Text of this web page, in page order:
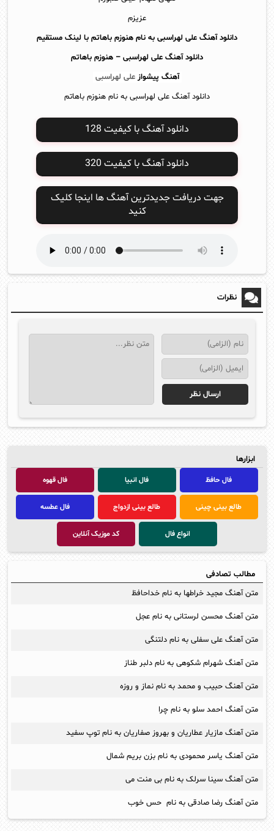
عزیزم
دانلود آهنگ علی لهراسبی به نام هنوزم باهاتم با لینک مستقیم
دانلود آهنگ علی لهراسبی – هنوزم باهاتم
آهنگ پیشواز علی لهراسبی
دانلود آهنگ علی لهراسبی به نام هنوزم باهاتم
دانلود آهنگ با کیفیت 128
دانلود آهنگ با کیفیت 320
جهت دریافت جدیدترین آهنگ ها اینجا کلیک
کنید
نظرات
ابزارها
فال حافظ فال انبیا فال قهوه
طالع بینی چینی طالع بینی ازدواج فال عطسه
انواع فال کد موزیک آنلاین
مطالب تصادفی
متن آهنگ مجید خراطها به نام خداحافظ
متن آهنگ محسن لرستانی به نام عجل
متن آهنگ علی سفلی به نام دلتنگی
متن آهنگ شهرام شکوهی به نام دلبر طناز
متن آهنگ حبیب و محمد به نام نماز و روزه
متن آهنگ احمد سلو به نام چرا
متن آهنگ مازیار عطاریان و بهروز صفاریان به نام توپ سفید
متن آهنگ یاسر محمودی به نام بزن بریم شمال
متن آهنگ سینا سرلک به نام بی منت می
متن آهنگ رضا صادقی به نام حس خوب